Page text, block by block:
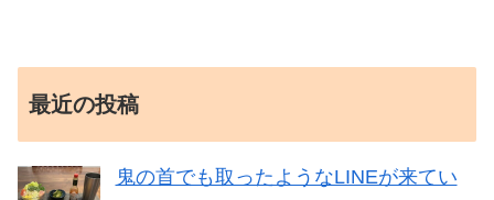
最近の投稿
鬼の首でも取ったようなLINEが来てい